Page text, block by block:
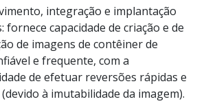
integração e implantação
fornece capacidade de criação e de
de imagens de contêiner de
e frequente, com a
de efetuar reversões rápidas e
à imutabilidade da imagem).